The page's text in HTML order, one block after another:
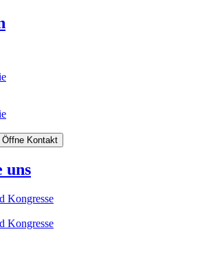
Öffne Kontakt
uns
Kongresse
Kongresse